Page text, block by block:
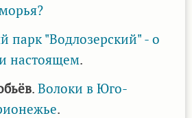
парк "Водлозерский" - о
настоящем.
. Волоки в Юго-
.